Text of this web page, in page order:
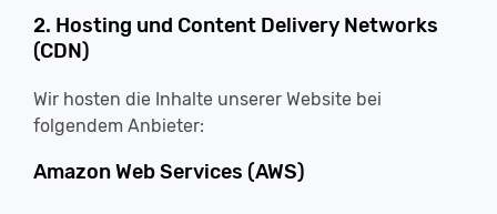
2. Hosting und Content Delivery Networks
(CDN)
Wir hosten die Inhalte unserer Website bei
folgendem Anbieter:
Amazon Web Services (AWS)